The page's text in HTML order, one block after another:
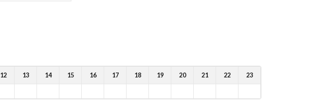
12 13 14 15 16 17 18 19 20 21 22 23